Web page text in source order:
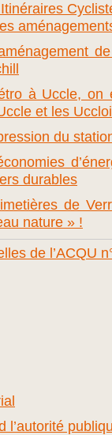
à Uccle, on
et les
du
durables
de
nature » !
de l’ACQU
l’autorité